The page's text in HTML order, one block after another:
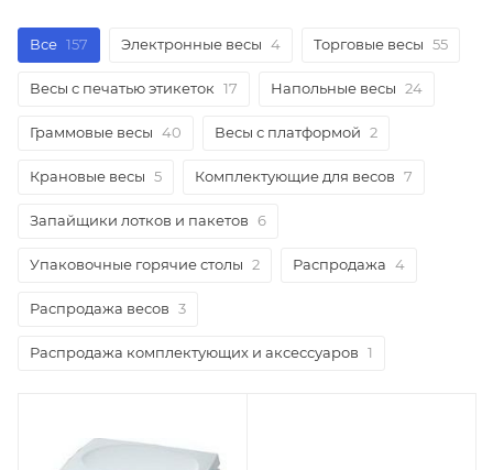
Все 157 Электронные весы 4 Торговые весы 55
Весы с печатью этикеток 17 Напольные весы 24
Граммовые весы 40 Весы с платформой 2
Крановые весы 5 Комплектующие для весов 7
Запайщики лотков и пакетов 6
Упаковочные горячие столы 2 Распродажа 4
Распродажа весов 3
Распродажа комплектующих и аксессуаров 1